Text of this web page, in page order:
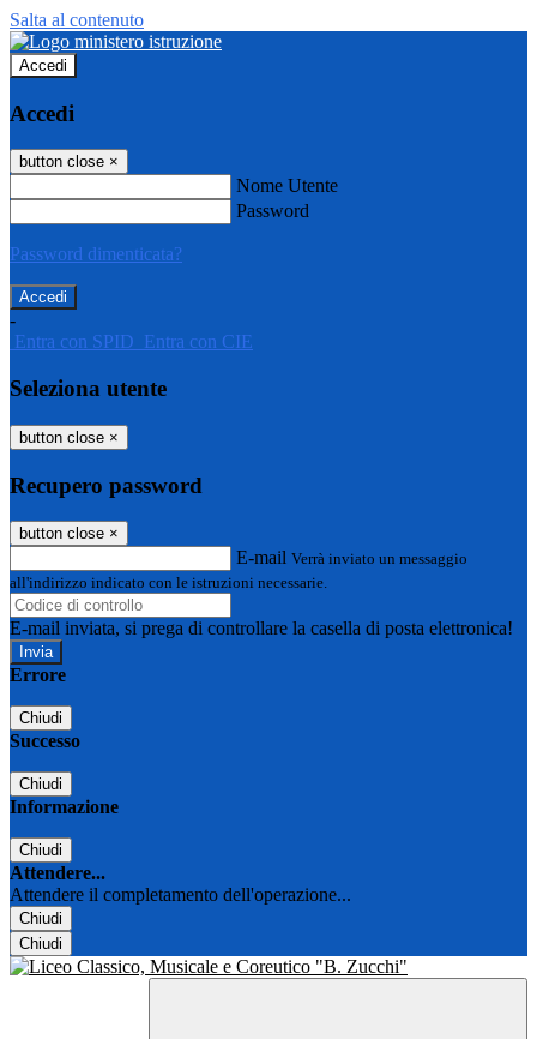
Salta al contenuto
Accedi
Accedi
button close ×
Nome Utente
Password
Password dimenticata?
-
Entra con SPID Entra con CIE
Seleziona utente
button close ×
Recupero password
button close ×
E-mail Verrà inviato un messaggio
all'indirizzo indicato con le istruzioni necessarie.
E-mail inviata, si prega di controllare la casella di posta elettronica!
Errore
Chiudi
Successo
Chiudi
Informazione
Chiudi
Attendere...
Attendere il completamento dell'operazione...
Chiudi
Chiudi